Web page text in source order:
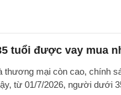
tuổi được vay mua
thương mại còn cao, chính
từ 01/7/2026, người dưới